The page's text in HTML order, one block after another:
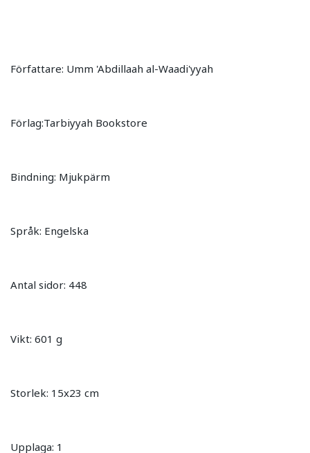
Författare: Umm 'Abdillaah al-Waadi'yyah
Förlag:Tarbiyyah Bookstore
Bindning: Mjukpärm
Språk: Engelska
Antal sidor: 448
Vikt: 601 g
Storlek: 15x23 cm
Upplaga: 1